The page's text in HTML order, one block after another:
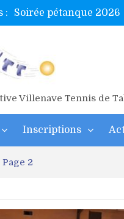
:
Soirée pétanque 2026
Tetelle et Wawa en
Les 4 mousquetaires
Villenave Tennis de
Inscriptions
Page 2